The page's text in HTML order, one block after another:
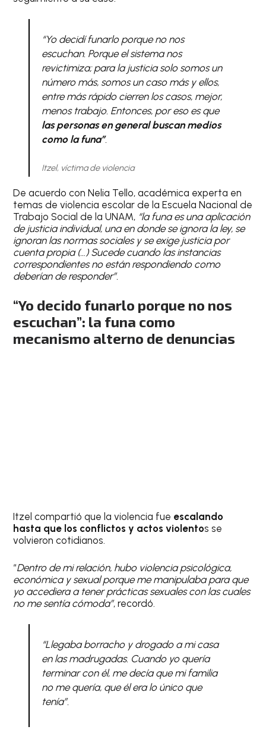
“Yo decidí funarlo porque no nos
escuchan. Porque el sistema nos
revictimiza; para la justicia solo somos un
número más, somos un caso más y ellos,
entre más rápido cierren los casos, mejor,
menos trabajo. Entonces, por eso es que
las personas en general buscan medios
como la funa”.
Itzel, víctima de violencia
De acuerdo con Nelia Tello, académica experta en
temas de violencia escolar de la Escuela Nacional de
Trabajo Social de la UNAM, “la funa es una aplicación
de justicia individual, una en donde se ignora la ley, se
ignoran las normas sociales y se exige justicia por
cuenta propia (…) Sucede cuando las instancias
correspondientes no están respondiendo como
deberían de responder”.
“Yo decido funarlo porque no nos
escuchan”: la funa como
mecanismo alterno de denuncias
Itzel compartió que la violencia fue escalando
hasta que los conflictos y actos violentos se
volvieron cotidianos.
“Dentro de mi relación, hubo violencia psicológica,
económica y sexual porque me manipulaba para que
yo accediera a tener prácticas sexuales con las cuales
no me sentía cómoda”, recordó.
“Llegaba borracho y drogado a mi casa
en las madrugadas. Cuando yo quería
terminar con él, me decía que mi familia
no me quería, que él era lo único que
tenía”.